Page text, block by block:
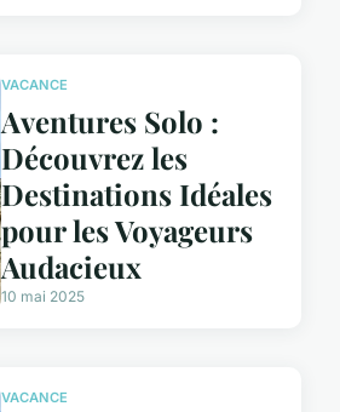
VACANCE
Aventures Solo :
Découvrez les
Destinations Idéales
pour les Voyageurs
Audacieux
10 mai 2025
VACANCE